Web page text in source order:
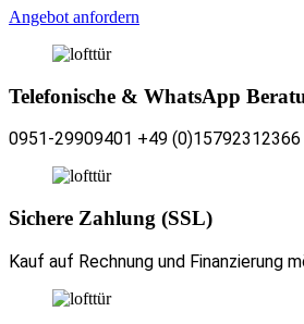
Angebot anfordern
Telefonische & WhatsApp
0951-29909401 +49 (0)15792312366
Sichere Zahlung (SSL)
Kauf auf Rechnung und Finanzierung